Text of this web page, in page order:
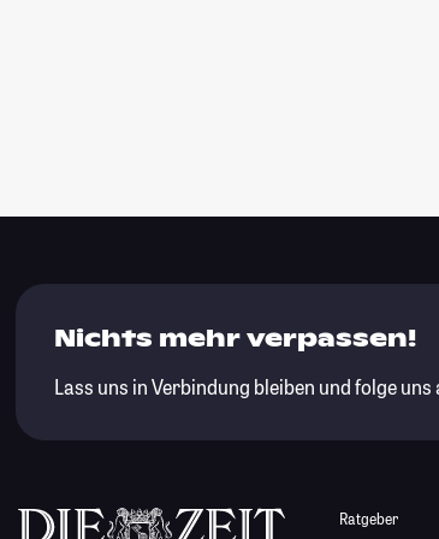
Nichts mehr verpassen!
Lass uns in Verbindung bleiben und folge
Ratgeber